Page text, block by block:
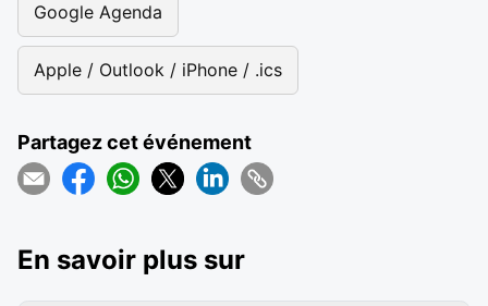
Google Agenda
Apple / Outlook / iPhone / .ics
Partagez cet événement
En savoir plus sur